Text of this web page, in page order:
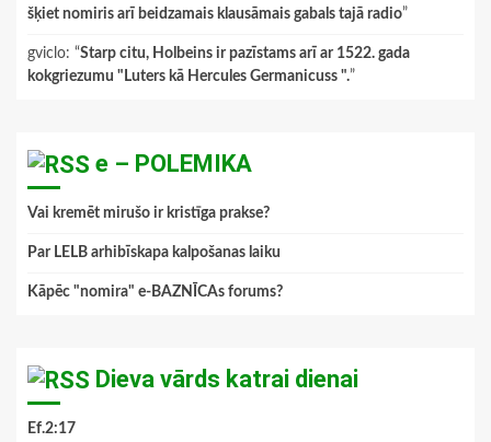
šķiet nomiris arī beidzamais klausāmais gabals tajā radio”
gviclo: “Starp citu, Holbeins ir pazīstams arī ar 1522. gada
kokgriezumu "Luters kā Hercules Germanicuss ".”
e – POLEMIKA
Vai kremēt mirušo ir kristīga prakse?
Par LELB arhibīskapa kalpošanas laiku
Kāpēc "nomira" e-BAZNĪCAs forums?
Dieva vārds katrai dienai
Ef.2:17